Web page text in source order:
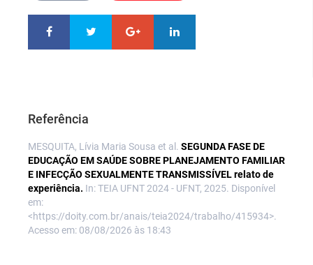
Referência
MESQUITA, Lívia Maria Sousa et al. SEGUNDA FASE DE
EDUCAÇÃO EM SAÚDE SOBRE PLANEJAMENTO FAMILIAR
E INFECÇÃO SEXUALMENTE TRANSMISSÍVEL relato de
experiência. In: TEIA UFNT 2024 - UFNT, 2025. Disponível
em:
<https://doity.com.br/anais/teia2024/trabalho/415934>.
Acesso em: 08/08/2026 às 18:43